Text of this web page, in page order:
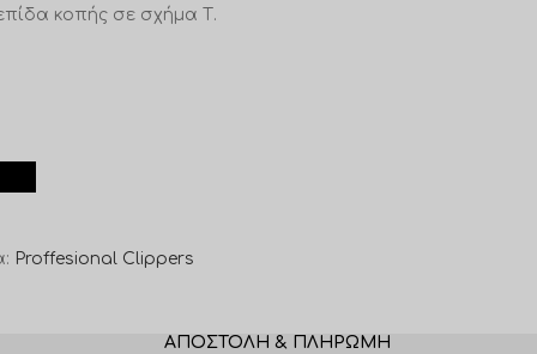
κοπής σε σχήμα Τ.
Proffesional Clippers
ΑΠΟΣΤΟΛΉ & ΠΛΗΡΩΜΉ